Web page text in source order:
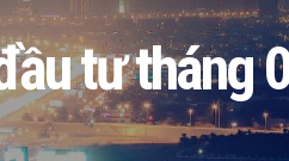
tư tháng